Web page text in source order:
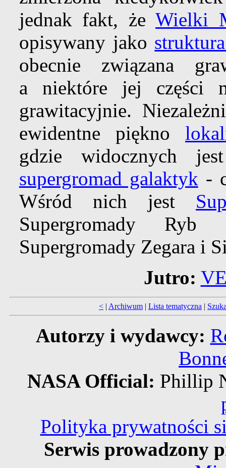
jednak fakt, żeWielki
opisywany jako
obecnie związana
a niektóre jej części
grawitacyjnie.
ewidentne piękno
gdzie widocznych
supergromad galaktyk -
Wśród nich jest
Supergromady
Supergromady Zegara i
Jutro:
< | Archiwum | Lista tematyczna |
Autorzy i wydawcy:
NASA Official: Phillip
Polityka prywatności
Serwis prowadzony